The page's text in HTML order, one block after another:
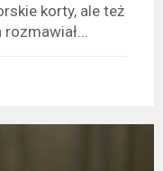
korty, ale też